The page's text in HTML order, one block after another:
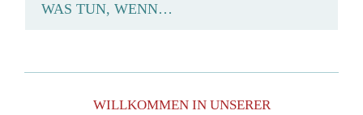
WAS TUN, WENN…
WILLKOMMEN IN UNSERER